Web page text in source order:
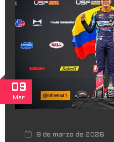
09
Mar
9 de marzo de 2026